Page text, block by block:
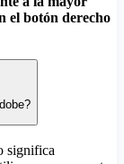
el botón derecho
significa